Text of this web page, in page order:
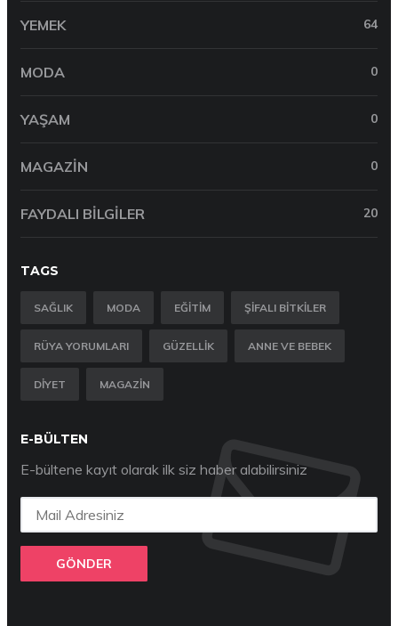
YEMEK 64
MODA 0
YAŞAM 0
MAGAZIN 0
FAYDALI BILGILER 20
TAGS
SAĞLIK MODA EĞITIM ŞIFALI BITKILER
RÜYA YORUMLARI GÜZELLIK ANNE VE BEBEK
DIYET MAGAZIN
E-BÜLTEN
E-bültene kayıt olarak ilk siz haber alabilirsiniz
GÖNDER